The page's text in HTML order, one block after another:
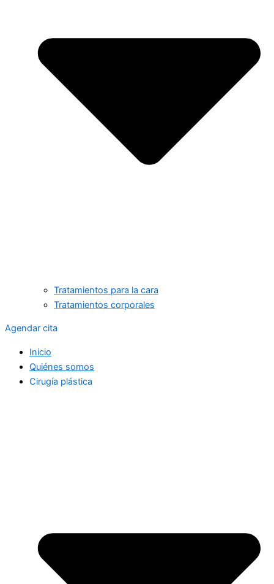
Tratamientos para la cara
Tratamientos corporales
Agendar cita
Inicio
Quiénes somos
Cirugía plástica